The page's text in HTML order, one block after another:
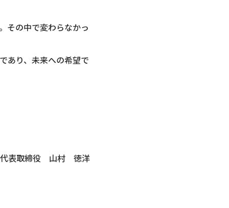
その中で変わらなかっ
あり、未来への希望で
代表取締役 山村 徳洋